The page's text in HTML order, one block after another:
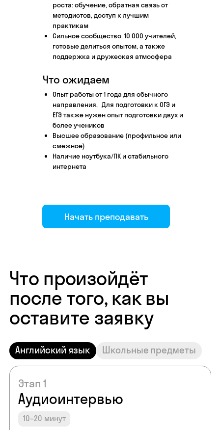
Начать преподавать
Что ожидаем
роста: обучение, обратная связь от
методистов, доступ к лучшим
практикам
Сильное сообщество. 10 000 учителей,
готовые делиться опытом, а также
поддержка и дружеская атмосфера
Опыт работы от 1 года для обычного
направления. Для подготовки к ОГЭ и
ЕГЭ также нужен опыт подготовки двух и
более учеников
Высшее образование (профильное или
смежное)
Наличие ноутбука/ПК и стабильного
интернета
Аудиоинтервью
10–20 минут
Отвечаете по-английски на 4 вопроса
о вашем образовании и опыте
Начать преподавать